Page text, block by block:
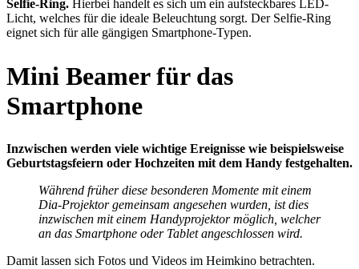
Selfie-Ring. Hierbei handelt es sich um ein aufsteckbares LED-
Licht, welches für die ideale Beleuchtung sorgt. Der Selfie-Ring
eignet sich für alle gängigen Smartphone-Typen.
Mini Beamer für das
Smartphone
Inzwischen werden viele wichtige Ereignisse wie beispielsweise
Geburtstagsfeiern oder Hochzeiten mit dem Handy festgehalten.
Während früher diese besonderen Momente mit einem
Dia-Projektor gemeinsam angesehen wurden, ist dies
inzwischen mit einem Handyprojektor möglich, welcher
an das Smartphone oder Tablet angeschlossen wird.
Damit lassen sich Fotos und Videos im Heimkino betrachten.